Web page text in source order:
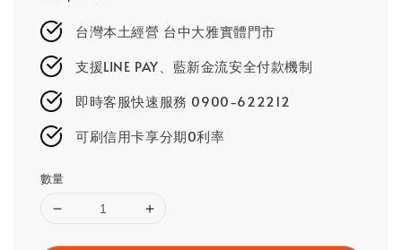
price
台灣本土經營 台中大雅實體門市
支援LINE PAY、藍新金流安全付款機制
即時客服快速服務 0900-622212
可刷信用卡享分期0利率
數量